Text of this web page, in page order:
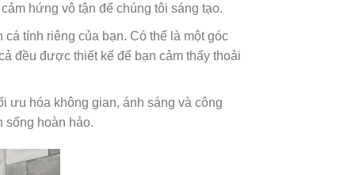
hứng vô tận để chúng tôi sáng tạo.
tính riêng của bạn. Có thể là một góc
đều được thiết kế để bạn cảm thấy thoải
ưu hóa không gian, ánh sáng và công
sống hoàn hảo.